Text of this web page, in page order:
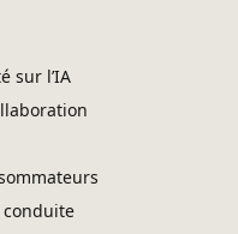
sur l’IA
conduite